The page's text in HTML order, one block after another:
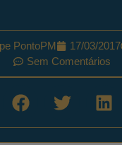
PontoPM 17/03/2017
Sem Comentários